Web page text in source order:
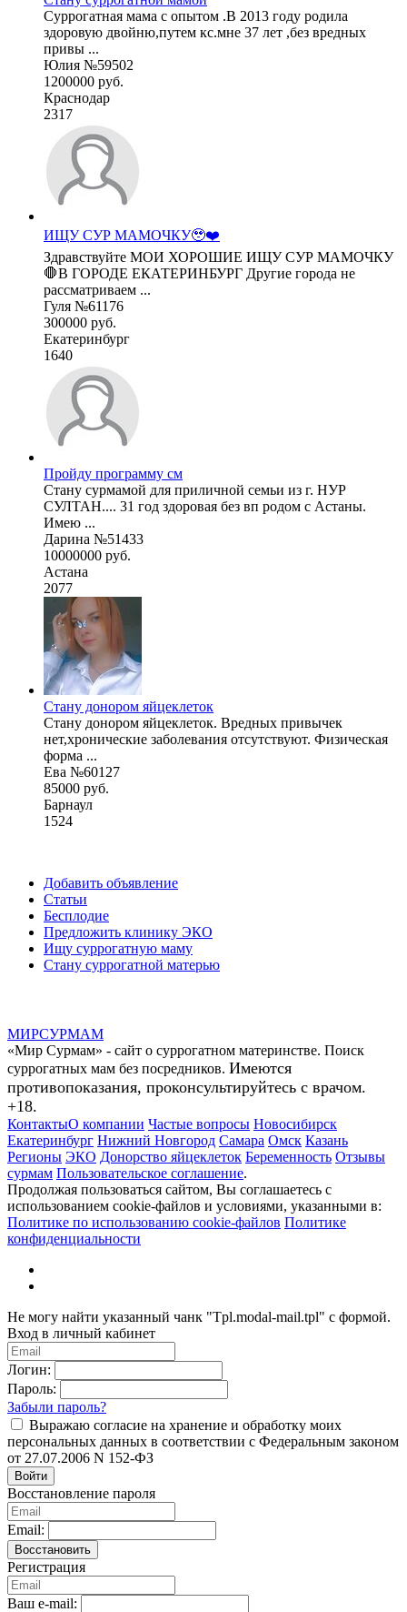
Суррогатная мама с опытом .В 2013 году родила
здоровую двойню,путем кс.мне 37 лет ,без вредных
привы ...
Юлия №59502
1200000 руб.
Краснодар
2317
ИЩУ СУР МАМОЧКУ🥹❤️
Здравствуйте МОИ ХОРОШИЕ ИЩУ СУР МАМОЧКУ
🛑В ГОРОДЕ ЕКАТЕРИНБУРГ Другие города не
рассматриваем ...
Гуля №61176
300000 руб.
Екатеринбург
1640
Пройду программу см
Стану сурмамой для приличной семьи из г. НУР
СУЛТАН.... 31 год здоровая без вп родом с Астаны.
Имею ...
Дарина №51433
10000000 руб.
Астана
2077
Стану донором яйцеклеток
Стану донором яйцеклеток. Вредных привычек
нет,хронические заболевания отсутствуют. Физическая
форма ...
Ева №60127
85000 руб.
Барнаул
1524
Добавить объявление
Статьи
Бесплодие
Предложить клинику ЭКО
Ищу суррогатную маму
Стану суррогатной матерью
МИРСУРМАМ
«Мир Сурмам» - сайт о суррогатном материнстве. Поиск
суррогатных мам без посредников. Имеются
противопоказания, проконсультируйтесь с врачом.
+18.
КонтактыО компании Частые вопросы Новосибирск
Екатеринбург Нижний Новгород Самара Омск Казань
Регионы ЭКО Донорство яйцеклеток Беременность Отзывы
сурмам Пользовательское соглашение.
Продолжая пользоваться сайтом, Вы соглашаетесь с
использованием cookie-файлов и условиями, указанными в:
Политике по использованию cookie-файлов Политике
конфиденциальности
Не могу найти указанный чанк "Tpl.modal-mail.tpl" с формой.
Вход в личный кабинет
Логин:
Пароль:
Забыли пароль?
Выражаю согласие на хранение и обработку моих
персональных данных в соответствии с Федеральным законом
от 27.07.2006 N 152-ФЗ
Войти
Восстановление пароля
Email:
Восстановить
Регистрация
Ваш e-mail: